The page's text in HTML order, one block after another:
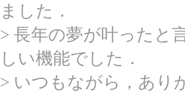
ました．
> 長年の夢が叶ったと
しい機能でした．
> いつもながら，あり